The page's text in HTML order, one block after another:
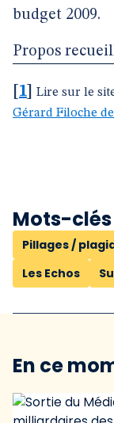
budget 2009.
Propos
1 Lire sur le
Gérard Filoche
Mots-clés
Pillages /
Les Echos
En ce